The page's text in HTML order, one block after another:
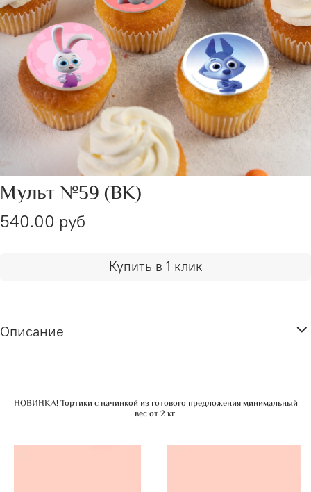
Мульт №59 (ВК)
540.00 руб
Купить в 1 клик
Описание
НОВИНКА! Тортики с начинкой из готового предложения минимальный
вес от 2 кг.